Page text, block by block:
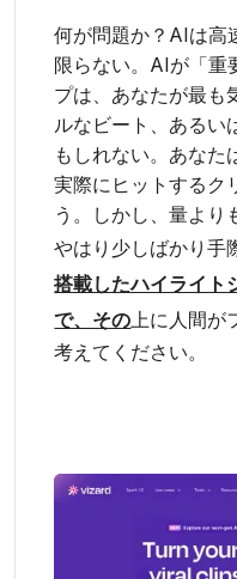
何が問題か？AIは高
限らない。AIが「重
プは、あなたが最も
ルなビート、あるい
もしれない。あなた
実際にヒットするク
う。しかし、量より
やはり少しばかり手
搭載したハイライト
で、その上に人間が
考えてください。